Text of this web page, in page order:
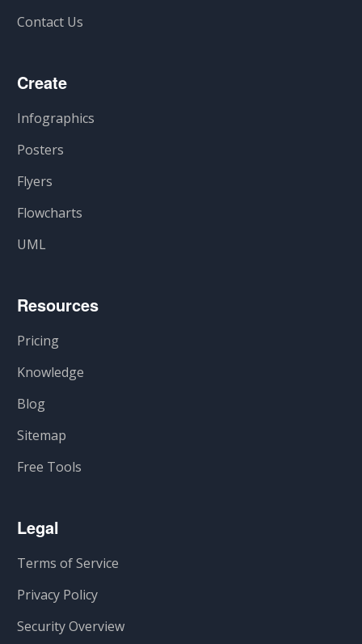
Contact Us
Create
Infographics
Posters
Flyers
Flowcharts
UML
Resources
Pricing
Knowledge
Blog
Sitemap
Free Tools
Legal
Terms of Service
Privacy Policy
Security Overview